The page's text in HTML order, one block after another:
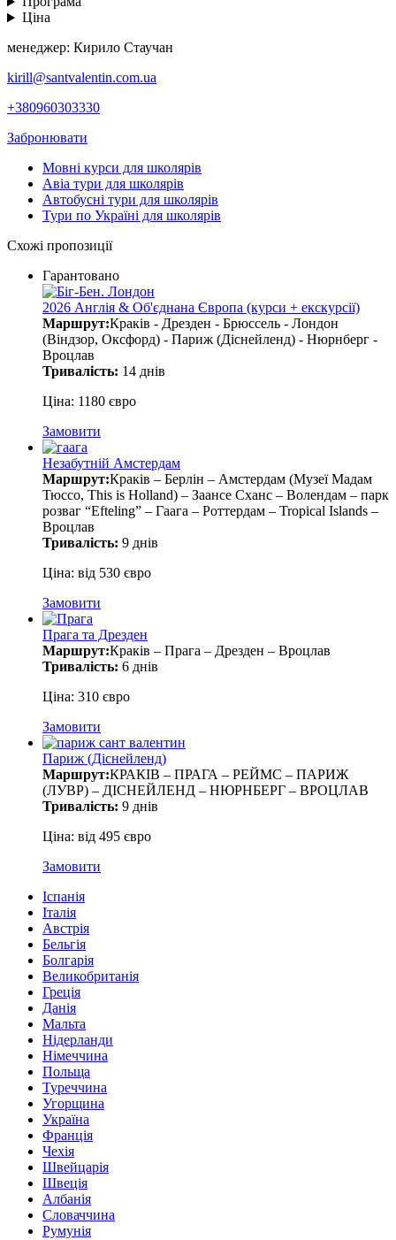
Ціна
менеджер: Кирило Стаучан
kirill@santvalentin.com.ua
+380960303330
Забронювати
Мовні курси для школярів
Авіа тури для школярів
Автобусні тури для школярів
Тури по Україні для школярів
Схожі пропозиції
Гарантовано
2026 Англія & Об'єднана Європа (курси + екскурсії)
Маршрут:Краків - Дрезден - Брюссель - Лондон
(Віндзор, Оксфорд) - Париж (Діснейленд) - Нюрнберг -
Вроцлав
Тривалість: 14 днів
Ціна: 1180 євро
Замовити
Незабутній Амстердам
Маршрут:Краків – Берлін – Амстердам (Музеї Мадам
Тюссо, This is Holland) – Заансе Сханс – Волендам – парк
розваг “Efteling” – Гаага – Роттердам – Tropical Islands –
Вроцлав
Тривалість: 9 днів
Ціна: від 530 євро
Замовити
Прага та Дрезден
Маршрут:Краків – Прага – Дрезден – Вроцлав
Тривалість: 6 днів
Ціна: 310 євро
Замовити
Париж (Діснейленд)
Маршрут:КРАКІВ – ПРАГА – РЕЙМС – ПАРИЖ
(ЛУВР) – ДІСНЕЙЛЕНД – НЮРНБЕРГ – ВРОЦЛАВ
Тривалість: 9 днів
Ціна: від 495 євро
Замовити
Іспанія
Італія
Австрія
Бельгія
Болгарія
Великобританія
Греція
Данія
Мальта
Нідерланди
Німеччина
Польща
Туреччина
Угорщина
Україна
Франція
Чехія
Швейцарія
Швеція
Албанія
Словаччина
Румунія